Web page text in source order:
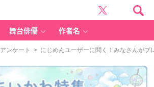
舞台俳優 作者名
アンケート > にじめんユーザーに聞く！みなさんがプ